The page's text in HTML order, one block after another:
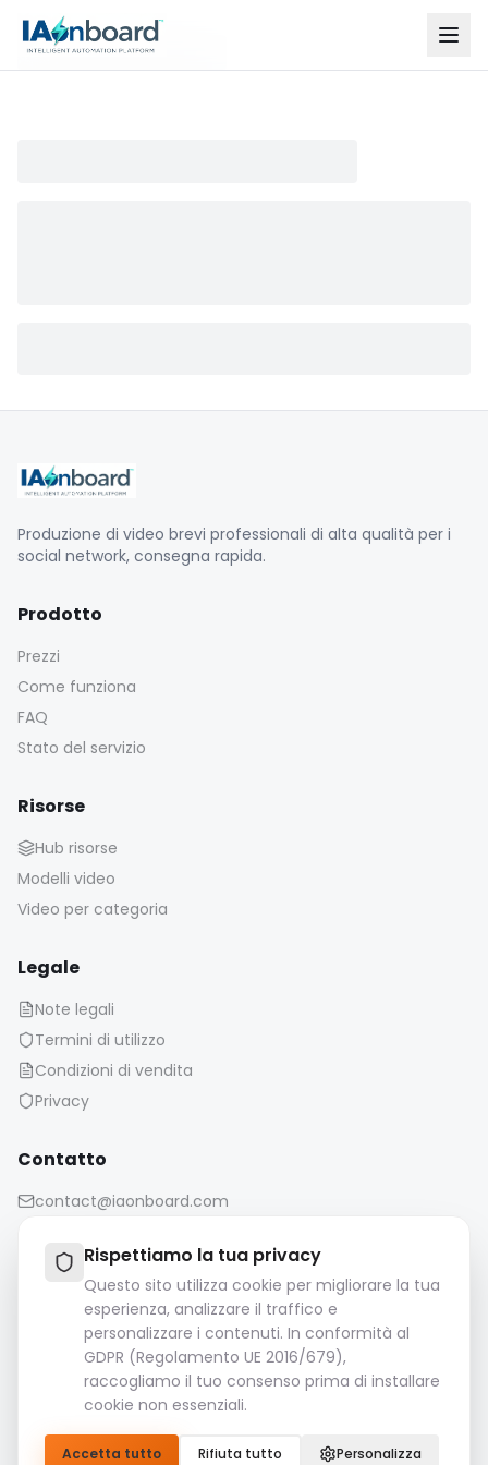
Rispettiamo la tua privacy
Questo sito utilizza cookie per migliorare la tua
esperienza, analizzare il traffico e
personalizzare i contenuti. In conformità al
GDPR (Regolamento UE 2016/679),
raccogliamo il tuo consenso prima di installare
cookie non essenziali.
Accetta tutto Rifiuta tutto Personalizza
Produzione di video brevi professionali di alta qualità per i
social network, consegna rapida.
Prodotto
Prezzi
Come funziona
FAQ
Stato del servizio
Risorse
Hub risorse
Modelli video
Video per categoria
Legale
Note legali
Termini di utilizzo
Condizioni di vendita
Privacy
Contatto
contact@iaonboard.com
Politica di conservazione:
I file multimediali (immagini, video, file audio, ecc.)
vengono conservati per 14 giorni.